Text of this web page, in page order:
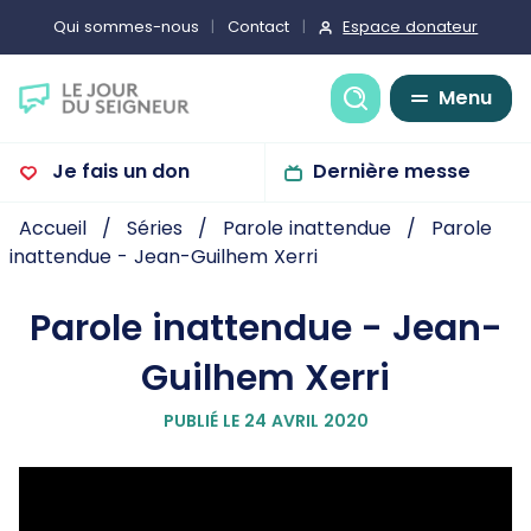
Qui sommes-nous Contact Espace donateur
Recherche
Menu
Je fais un don Dernière messe
Accueil Séries Parole inattendue
Parole
inattendue - Jean-Guilhem Xerri
Parole inattendue - Jean-
Guilhem Xerri
PUBLIÉ LE 24 AVRIL 2020